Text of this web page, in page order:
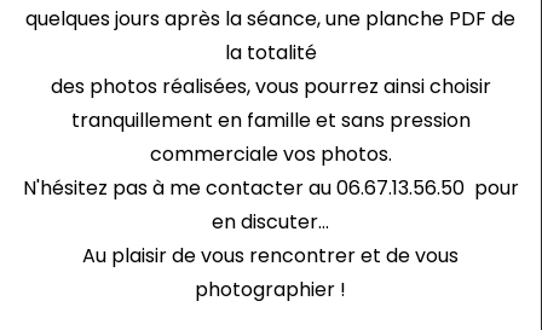
quelques jours après la séance, une planche PDF de
la totalité
des photos réalisées, vous pourrez ainsi choisir
tranquillement en famille et sans pression
commerciale vos photos.
N'hésitez pas à me contacter au 06.67.13.56.50 pour
en discuter...
Au plaisir de vous rencontrer et de vous
photographier !